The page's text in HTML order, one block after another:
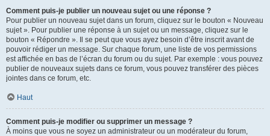
Comment puis-je publier un nouveau sujet ou une réponse ?
Pour publier un nouveau sujet dans un forum, cliquez sur le bouton « Nouveau
sujet ». Pour publier une réponse à un sujet ou un message, cliquez sur le
bouton « Répondre ». Il se peut que vous ayez besoin d’être inscrit avant de
pouvoir rédiger un message. Sur chaque forum, une liste de vos permissions
est affichée en bas de l’écran du forum ou du sujet. Par exemple : vous pouvez
publier de nouveaux sujets dans ce forum, vous pouvez transférer des pièces
jointes dans ce forum, etc.
Haut
Comment puis-je modifier ou supprimer un message ?
À moins que vous ne soyez un administrateur ou un modérateur du forum,